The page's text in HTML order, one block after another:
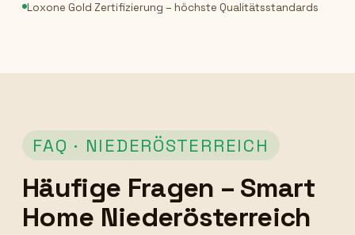
Loxone Gold Zertifizierung – höchste Qualitätsstandards
FAQ · NIEDERÖSTERREICH
Häufige Fragen – Smart
Home Niederösterreich